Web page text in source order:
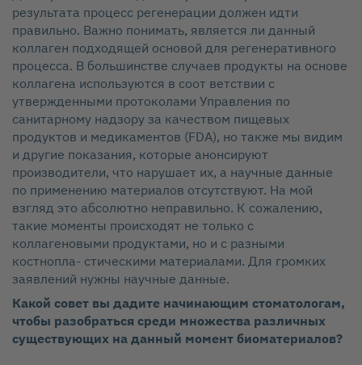
результата процесс регенерации должен идти
правильно. Важно понимать, является ли данный
коллаген подходящей основой для регенеративного
процесса. В большинстве случаев продукты на основе
коллагена используются в соот ветствии с
утвержденными протоколами Управления по
санитарному надзору за качеством пищевых
продуктов и медикаментов (FDA), но также мы видим
и другие показания, которые анонсируют
производители, что нарушает их, а научные данные
по применению материалов отсутствуют. На мой
взгляд это абсолютно неправильно. К сожалению,
такие моменты происходят не только с
коллагеновыми продуктами, но и с разными
костнопла‑ стическими материалами. Для громких
заявлений нужны научные данные.
Какой совет вы дадите начинающим стоматологам,
чтобы разобраться среди множества различных
существующих на данный момент биоматериалов?